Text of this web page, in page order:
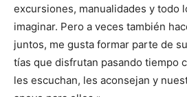
excursiones, manualidades y todo
imaginar. Pero a veces también
juntos, me gusta formar parte de
tías que disfrutan pasando tiempo
les escuchan, les aconsejan y